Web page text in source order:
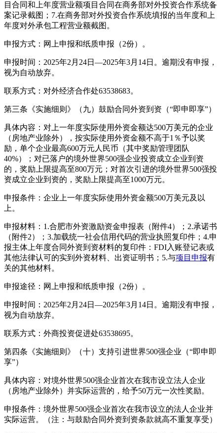
目合同和上年度营业额项目合同在商务部对外投资合作系统备
案记录截图；7.在商务部对外投资合作系统填报的当年度和上
年度对外承包工程营业额截图。
申报方式：网上申报和纸质申报（2份）。
申报时间：2025年2月24日—2025年3月14日。逾期没有申报，
视为自动放弃。
联系方式：对外经济合作处63538683。
第三条《实施细则》（九）鼓励合同外资到资（“即申即享”）
具体内容：对上一年度实际使用外资金额达500万美元的企业
（房地产业除外），按实际使用外资金额不高于1％予以奖
励，单个企业最高600万元人民币（其中奖励管理团队
40%）；对已落户的境外世界500强企业投资成立企业到资
的，奖励上限提高至800万元；对首次引进的境外世界500强投
资成立企业到资的，奖励上限提高至1000万元。
申报条件：企业上一年度实际使用外资金额500万美元及以
上。
申报材料：1.合肥市外资激励资金申报表（附件4）；2.承诺书
（附件2）；3.加载统一社会信用代码的营业执照复印件；4.申
报主体上年度合同外资到资材料的复印件：FDI入账登记表或
其他法律认可的实到外资材料、出资证明书；5.与项目申报有
关的其他材料。
申报途径：网上申报和纸质申报（2份）。
申报时间：2025年2月24日—2025年3月14日。逾期没有申报，
视为自动放弃。
联系方式：外商投资促进处63538695。
第四条《实施细则》（十）支持引进世界500强企业（“即申即
享”）
具体内容：对境外世界500强企业首次在我市设立法人企业
（房地产业除外）并实际运营的，给予50万元一次性奖励。
申报条件：境外世界500强企业首次在我市设立的法人企业并
实际运营。（注：与鼓励合同外资到资条款就高不重复享受）